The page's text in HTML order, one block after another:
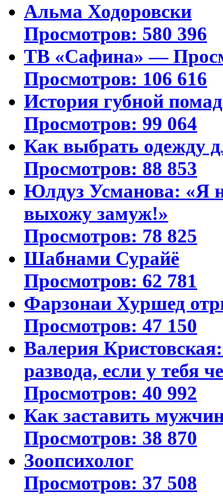
Альма Ходоровски
Просмотров: 580 396
ТВ «Сафина» —
Просмотров: 106 616
История губной
Просмотров: 99 064
Как выбрать одежду
Просмотров: 88 853
Юлдуз Усманова: «Я
выхожу замуж!»
Просмотров: 78 825
Шабнами Сурайё
Просмотров: 62 781
Фарзонаи Хуршед
Просмотров: 47 150
Валерия
развода, если у тебя
Просмотров: 40 992
Как заставить
Просмотров: 38 870
Зоопсихолог
Просмотров: 37 508